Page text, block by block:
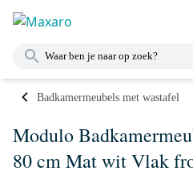
Badkamermeubels met wastafel
Modulo
80 cm Mat wit Vlak